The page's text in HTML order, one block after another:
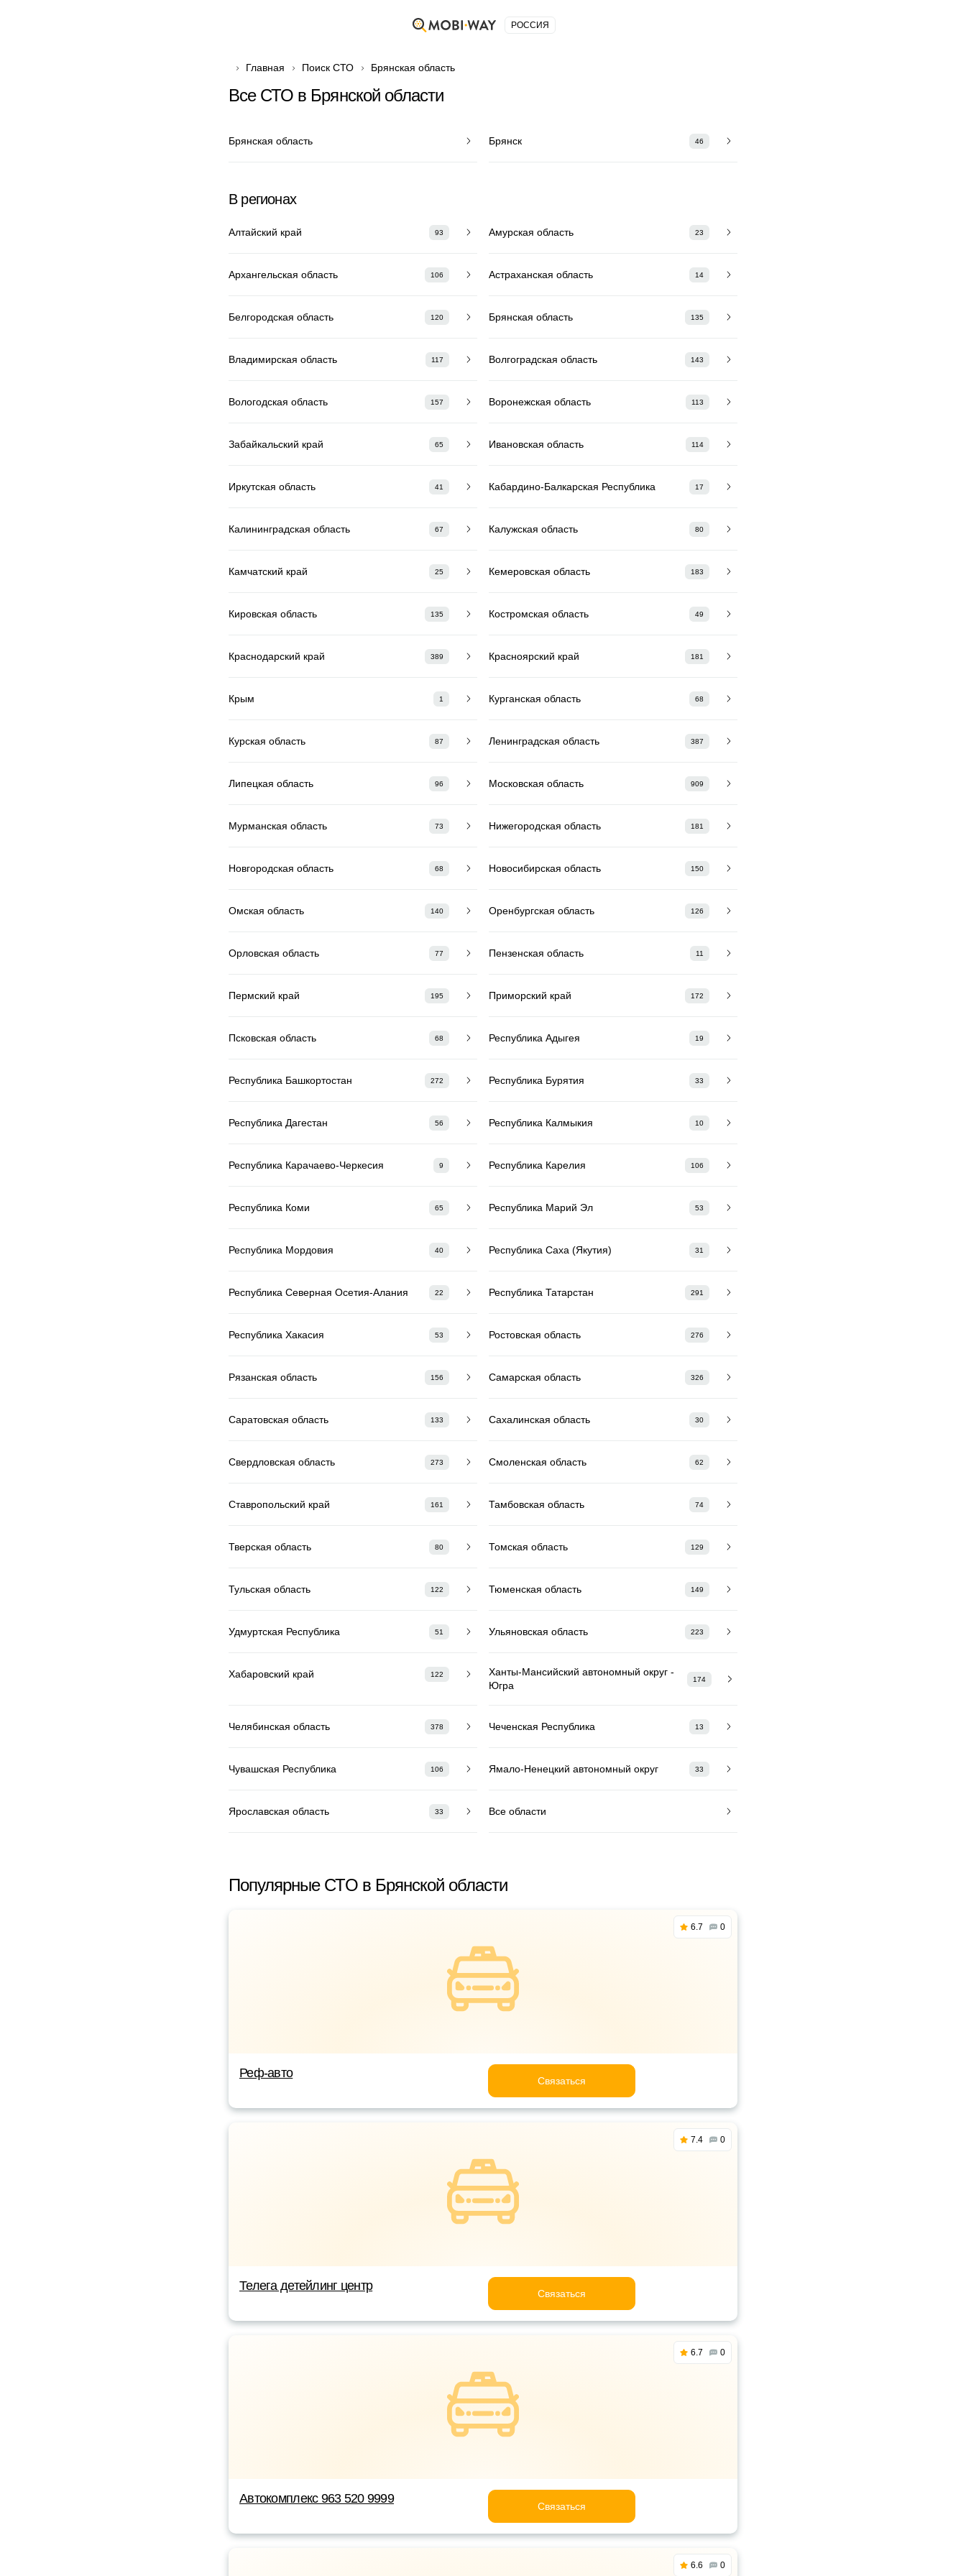
РОССИЯ
Главная Поиск СТО Брянская область
Все СТО в Брянской области
Брянская область Брянск 46
В регионах
Алтайский край 93 Амурская область 23
Архангельская область 106 Астраханская область 14
Белгородская область 120 Брянская область 135
Владимирская область 117 Волгоградская область 143
Вологодская область 157 Воронежская область 113
Забайкальский край 65 Ивановская область 114
Иркутская область 41 Кабардино-Балкарская Республика 17
Калининградская область 67 Калужская область 80
Камчатский край 25 Кемеровская область 183
Кировская область 135 Костромская область 49
Краснодарский край 389 Красноярский край 181
Крым 1 Курганская область 68
Курская область 87 Ленинградская область 387
Липецкая область 96 Московская область 909
Мурманская область 73 Нижегородская область 181
Новгородская область 68 Новосибирская область 150
Омская область 140 Оренбургская область 126
Орловская область 77 Пензенская область 11
Пермский край 195 Приморский край 172
Псковская область 68 Республика Адыгея 19
Республика Башкортостан 272 Республика Бурятия 33
Республика Дагестан 56 Республика Калмыкия 10
Республика Карачаево-Черкесия 9 Республика Карелия 106
Республика Коми 65 Республика Марий Эл 53
Республика Мордовия 40 Республика Саха (Якутия) 31
Республика Северная Осетия-Алания 22 Республика Татарстан 291
Республика Хакасия 53 Ростовская область 276
Рязанская область 156 Самарская область 326
Саратовская область 133 Сахалинская область 30
Свердловская область 273 Смоленская область 62
Ставропольский край 161 Тамбовская область 74
Тверская область 80 Томская область 129
Тульская область 122 Тюменская область 149
Удмуртская Республика 51 Ульяновская область 223
Хабаровский край 122
Ханты-Мансийский автономный округ -
Югра
174
Челябинская область 378 Чеченская Республика 13
Чувашская Республика 106 Ямало-Ненецкий автономный округ 33
Ярославская область 33 Все области
Популярные СТО в Брянской области
6.7 0
Реф-авто
Связаться
7.4 0
Телега детейлинг центр
Связаться
6.7 0
Автокомплекс 963 520 9999
Связаться
6.6 0